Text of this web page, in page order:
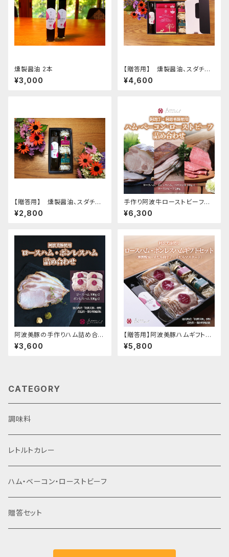
燻製醤油 2本
¥3,000
【贈答用】 燻製醤油、スダチ調
味料、カレーの詰め合わせ
¥4,600
【贈答用】 燻製醤油、スダチ調
味料の詰め合わせ１
¥2,800
手作り阿波牛ローストビーフと
阿波美豚ハム・ベーコン詰め合
わせ
¥6,300
阿波美豚の手作りハム詰め合わ
せ
¥3,600
【贈答用】阿波美豚ハムギフトセ
ット
¥5,800
CATEGORY
調味料
レトルトカレー
ハム・ベーコン・ローストビーフ
贈答セット